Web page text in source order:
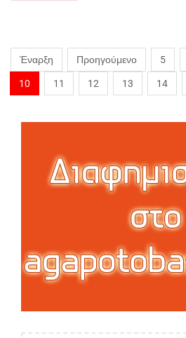
Έναρξη Προηγούμενο 5
10 11 12 13 14